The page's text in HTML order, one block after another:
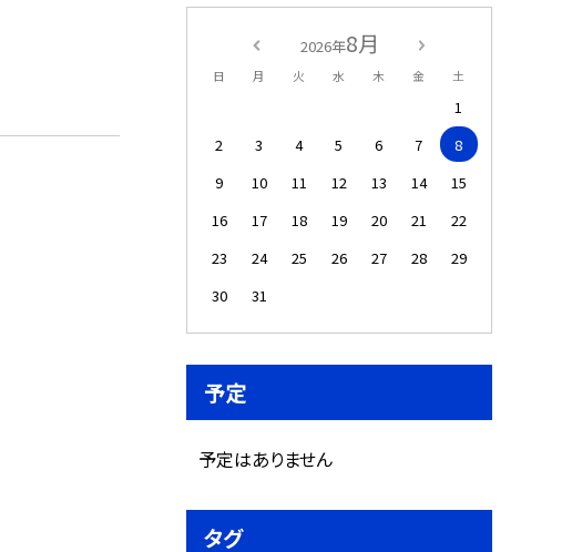
2026年8月
日 月 火 水 木 金 土
1
2
3 4 5 6 7
8
9
10 11 12 13 14
15
16
17 18 19 20 21
22
23
24 25 26 27 28
29
30
31
予定
予定はありません
タグ